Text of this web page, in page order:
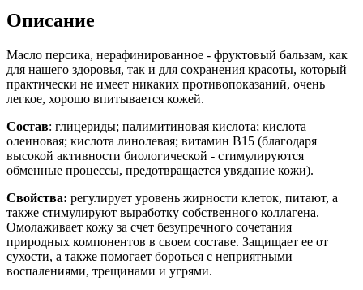
Описание
Масло персика, нерафинированное - фруктовый бальзам, как
для нашего здоровья, так и для сохранения красоты, который
практически не имеет никаких противопоказаний, очень
легкое, хорошо впитывается кожей.
Состав: глицериды; палимитиновая кислота; кислота
олеиновая; кислота линолевая; витамин В15 (благодаря
высокой активности биологической - стимулируются
обменные процессы, предотвращается увядание кожи).
Свойства: регулирует уровень жирности клеток, питают, а
также стимулируют выработку собственного коллагена.
Омолаживает кожу за счет безупречного сочетания
природных компонентов в своем составе. Защищает ее от
сухости, а также помогает бороться с неприятными
воспалениями, трещинами и угрями.